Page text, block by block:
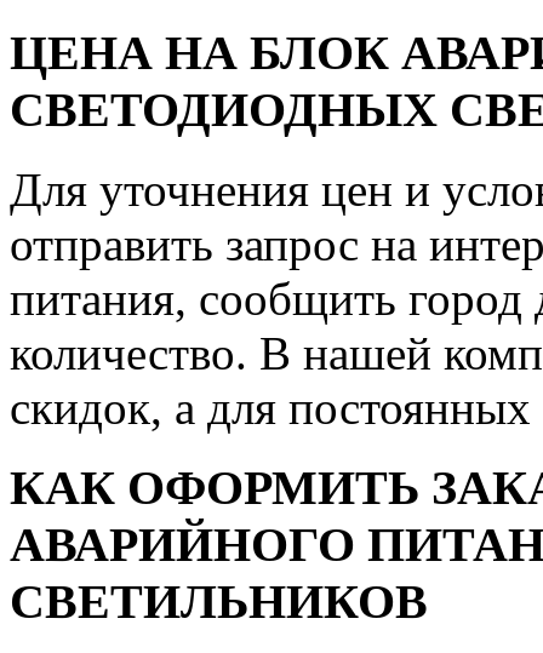
ЦЕНА НА БЛОК
СВЕТОДИОДНЫХ
Для уточнения цен и
отправить запрос на
питания, сообщить город
количество. В нашей
скидок, а для
КАК ОФОРМИТЬ
АВАРИЙНОГО
СВЕТИЛЬНИКОВ